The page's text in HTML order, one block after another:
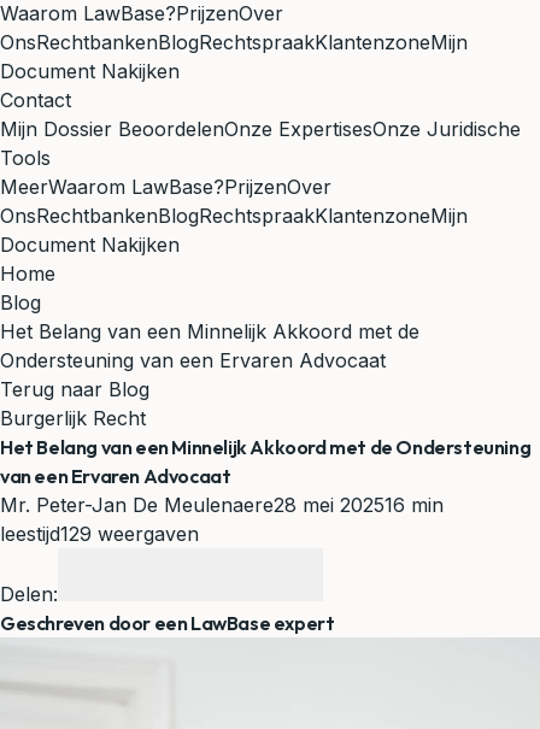
Waarom LawBase?PrijzenOver
OnsRechtbankenBlogRechtspraakKlantenzoneMijn
Document Nakijken
Contact
Mijn Dossier BeoordelenOnze ExpertisesOnze Juridische
Tools
MeerWaarom LawBase?PrijzenOver
OnsRechtbankenBlogRechtspraakKlantenzoneMijn
Document Nakijken
Home
Blog
Het Belang van een Minnelijk Akkoord met de
Ondersteuning van een Ervaren Advocaat
Terug naar Blog
Burgerlijk Recht
Het Belang van een Minnelijk Akkoord met de Ondersteuning
van een Ervaren Advocaat
Mr. Peter-Jan De Meulenaere28 mei 202516 min
leestijd129 weergaven
Delen:
Geschreven door een LawBase expert